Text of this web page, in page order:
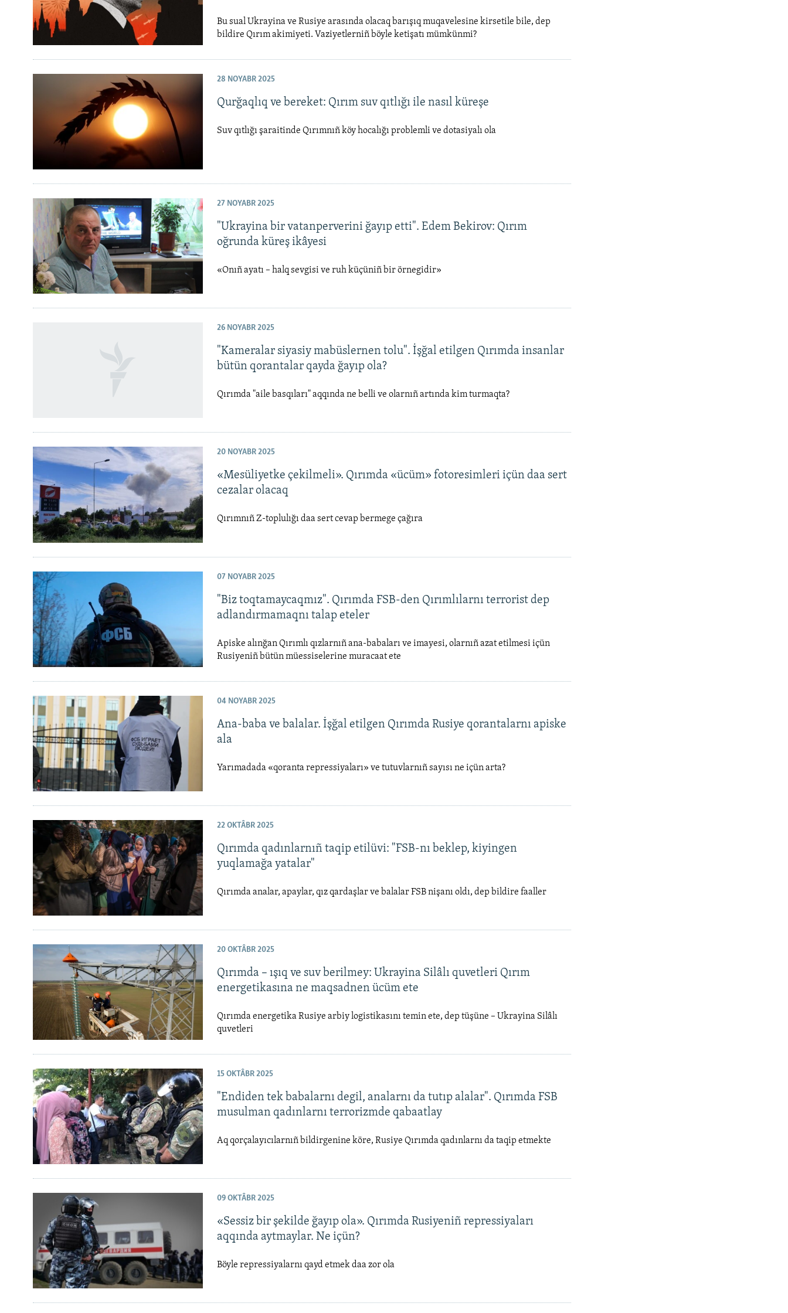
Bu sual Ukrayina ve Rusiye arasında olacaq barışıq muqavelesine kirsetile bile, dep
bildire Qırım akimiyeti. Vaziyetlerniñ böyle ketişatı mümkünmi?
28 NOYABR 2025
Qurğaqlıq ve bereket: Qırım suv qıtlığı ile nasıl küreşe
Suv qıtlığı şaraitinde Qırımnıñ köy hocalığı problemli ve dotasiyalı ola
27 NOYABR 2025
"Ukrayina bir vatanperverini ğayıp etti". Edem Bekirov: Qırım
oğrunda küreş ikâyesi
«Onıñ ayatı – halq sevgisi ve ruh küçüniñ bir örnegidir»
26 NOYABR 2025
"Kameralar siyasiy mabüslernen tolu". İşğal etilgen Qırımda insanlar
bütün qorantalar qayda ğayıp ola?
Qırımda "aile basqıları" aqqında ne belli ve olarnıñ artında kim turmaqta?
20 NOYABR 2025
«Mesüliyetke çekilmeli». Qırımda «ücüm» fotoresimleri içün daa sert
cezalar olacaq
Qırımnıñ Z-toplulığı daa sert cevap bermege çağıra
07 NOYABR 2025
"Biz toqtamaycaqmız". Qırımda FSB-den Qırımlılarnı terrorist dep
adlandırmamaqnı talap eteler
Apiske alınğan Qırımlı qızlarnıñ ana-babaları ve imayesi, olarnıñ azat etilmesi içün
Rusiyeniñ bütün müessiselerine muracaat ete
04 NOYABR 2025
Ana-baba ve balalar. İşğal etilgen Qırımda Rusiye qorantalarnı apiske
ala
Yarımadada «qoranta repressiyaları» ve tutuvlarnıñ sayısı ne içün arta?
22 OKTÂBR 2025
Qırımda qadınlarnıñ taqip etilüvi: "FSB-nı beklep, kiyingen
yuqlamağa yatalar"
Qırımda analar, apaylar, qız qardaşlar ve balalar FSB nişanı oldı, dep bildire faaller
20 OKTÂBR 2025
Qırımda – ışıq ve suv berilmey: Ukrayina Silâlı quvetleri Qırım
energetikasına ne maqsadnen ücüm ete
Qırımda energetika Rusiye arbiy logistikasını temin ete, dep tüşüne – Ukrayina Silâlı
quvetleri
15 OKTÂBR 2025
"Endiden tek babalarnı degil, analarnı da tutıp alalar". Qırımda FSB
musulman qadınlarnı terrorizmde qabaatlay
Aq qorçalayıcılarnıñ bildirgenine köre, Rusiye Qırımda qadınlarnı da taqip etmekte
09 OKTÂBR 2025
«Sessiz bir şekilde ğayıp ola». Qırımda Rusiyeniñ repressiyaları
aqqında aytmaylar. Ne içün?
Böyle repressiyalarnı qayd etmek daa zor ola